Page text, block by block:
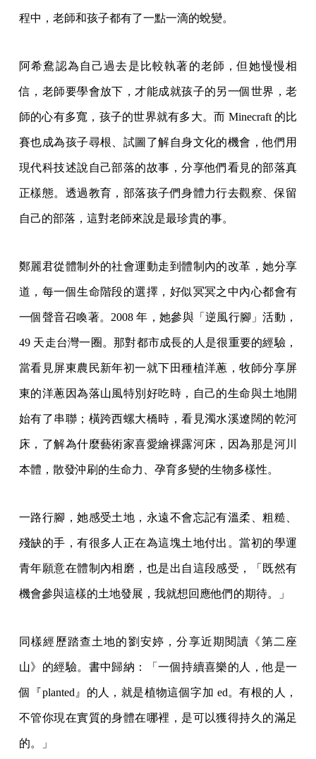
程中，老師和孩子都有了一點一滴的蛻變。
阿希鴦認為自己過去是比較執著的老師，但她慢慢相
信，老師要學會放下，才能成就孩子的另一個世界，老
師的心有多寬，孩子的世界就有多大。而 Minecraft 的比
賽也成為孩子尋根、試圖了解自身文化的機會，他們用
現代科技述說自己部落的故事，分享他們看見的部落真
正樣態。透過教育，部落孩子們身體力行去觀察、保留
自己的部落，這對老師來說是最珍貴的事。
鄭麗君從體制外的社會運動走到體制內的改革，她分享
道，每一個生命階段的選擇，好似冥冥之中內心都會有
一個聲音召喚著。2008 年，她參與「逆風行腳」活動，
49 天走台灣一圈。那對都市成長的人是很重要的經驗，
當看見屏東農民新年初一就下田種植洋蔥，牧師分享屏
東的洋蔥因為落山風特別好吃時，自己的生命與土地開
始有了串聯；橫跨西螺大橋時，看見濁水溪遼闊的乾河
床，了解為什麼藝術家喜愛繪裸露河床，因為那是河川
本體，散發沖刷的生命力、孕育多變的生物多樣性。
一路行腳，她感受土地，永遠不會忘記有溫柔、粗糙、
殘缺的手，有很多人正在為這塊土地付出。當初的學運
青年願意在體制內相磨，也是出自這段感受，「既然有
機會參與這樣的土地發展，我就想回應他們的期待。」
同樣經歷踏查土地的劉安婷，分享近期閱讀《第二座
山》的經驗。書中歸納：「一個持續喜樂的人，他是一
個『planted』的人，就是植物這個字加 ed。有根的人，
不管你現在實質的身體在哪裡，是可以獲得持久的滿足
的。」